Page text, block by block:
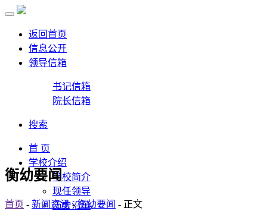
返回首页
信息公开
领导信箱
书记信箱
院长信箱
搜索
首 页
学校介绍
学校简介
现任领导
历史沿革
衡幼要闻
首页 - 新闻资讯-衡幼要闻 - 正文